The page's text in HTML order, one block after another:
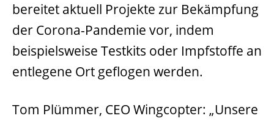
bereitet aktuell Projekte zur Bekämpfung
der Corona-Pandemie vor, indem
beispielsweise Testkits oder Impfstoffe an
entlegene Ort geflogen werden.
Tom Plümmer, CEO Wingcopter: „Unsere